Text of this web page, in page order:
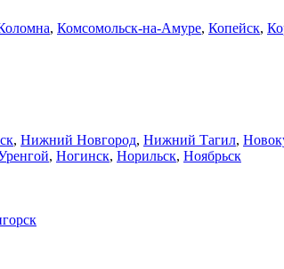
, Комсомольск-на-Амуре, Копейск,
, Нижний Новгород, Нижний Тагил,
, Ногинск, Норильск, Ноябрьск